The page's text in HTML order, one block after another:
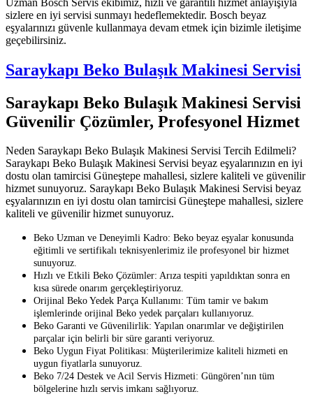
sizlere en iyi servisi sunmayı hedeflemektedir. Bosch beyaz
eşyalarınızı güvenle kullanmaya devam etmek için bizimle iletişime
geçebilirsiniz.
Saraykapı Beko Bulaşık Makinesi Servisi
Saraykapı Beko Bulaşık Makinesi Servisi
Güvenilir Çözümler, Profesyonel Hizmet
Neden Saraykapı Beko Bulaşık Makinesi Servisi Tercih Edilmeli?
Saraykapı Beko Bulaşık Makinesi Servisi beyaz eşyalarınızın en iyi
dostu olan tamircisi Güneştepe mahallesi, sizlere kaliteli ve güvenilir
hizmet sunuyoruz. Saraykapı Beko Bulaşık Makinesi Servisi beyaz
eşyalarınızın en iyi dostu olan tamircisi Güneştepe mahallesi, sizlere
kaliteli ve güvenilir hizmet sunuyoruz.
Beko Uzman ve Deneyimli Kadro: Beko beyaz eşyalar konusunda
eğitimli ve sertifikalı teknisyenlerimiz ile profesyonel bir hizmet
sunuyoruz.
Hızlı ve Etkili Beko Çözümler: Arıza tespiti yapıldıktan sonra en
kısa sürede onarım gerçekleştiriyoruz.
Orijinal Beko Yedek Parça Kullanımı: Tüm tamir ve bakım
işlemlerinde orijinal Beko yedek parçaları kullanıyoruz.
Beko Garanti ve Güvenilirlik: Yapılan onarımlar ve değiştirilen
parçalar için belirli bir süre garanti veriyoruz.
Beko Uygun Fiyat Politikası: Müşterilerimize kaliteli hizmeti en
uygun fiyatlarla sunuyoruz.
Beko 7/24 Destek ve Acil Servis Hizmeti: Güngören’nın tüm
bölgelerine hızlı servis imkanı sağlıyoruz.